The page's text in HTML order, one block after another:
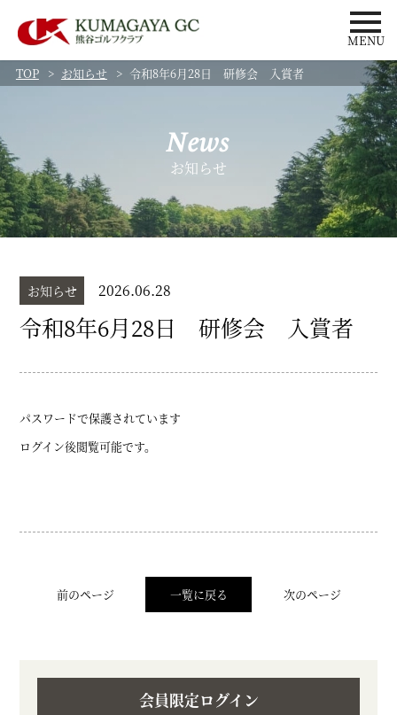
MENU
TOP
お知らせ 令和8年6月28日 研修会 入賞者
News
お知らせ
お知らせ 2026.06.28
令和8年6月28日 研修会 入賞者
パスワードで保護されています
ログイン後閲覧可能です。
前のページ 一覧に戻る 次のページ
会員限定ログイン